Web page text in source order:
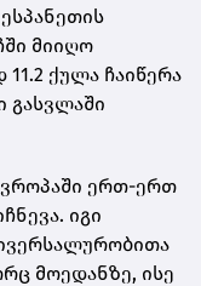
მიიღო
ქულა ჩაიწერა
გასვლაში
ერთ-ერთ
იგი
მოედანზე, ისე